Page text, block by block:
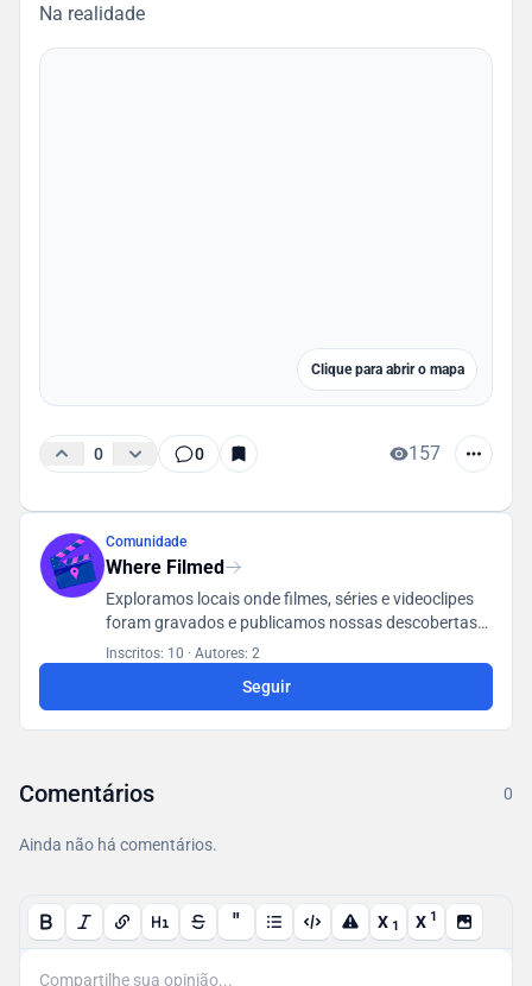
Na realidade
Clique para abrir o mapa
0 0 157
Comunidade
Where Filmed
Exploramos locais onde filmes, séries e videoclipes
foram gravados e publicamos nossas descobertas
em um banco de dados acessível a todos os
Inscritos: 10 · Autores: 2
Seguir
Comentários 0
Ainda não há comentários.
" X 1 X 1